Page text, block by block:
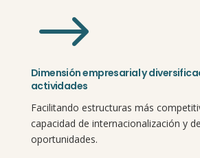
$
Dimensión empresarial y
actividades
Facilitando estructuras más
capacidad de internacionalización y
oportunidades.